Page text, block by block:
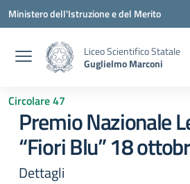
Vai ai contenuti
Vai al menu di navigazione
Vai al footer
Ministero dell'Istruzione e del Merito
Liceo Scientifico Statale
Guglielmo Marconi
Circolare 47
Premio Nazionale
“Fiori Blu” 18
Dettagli